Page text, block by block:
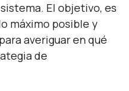
El objetivo, es
máximo posible y
averiguar en qué
de